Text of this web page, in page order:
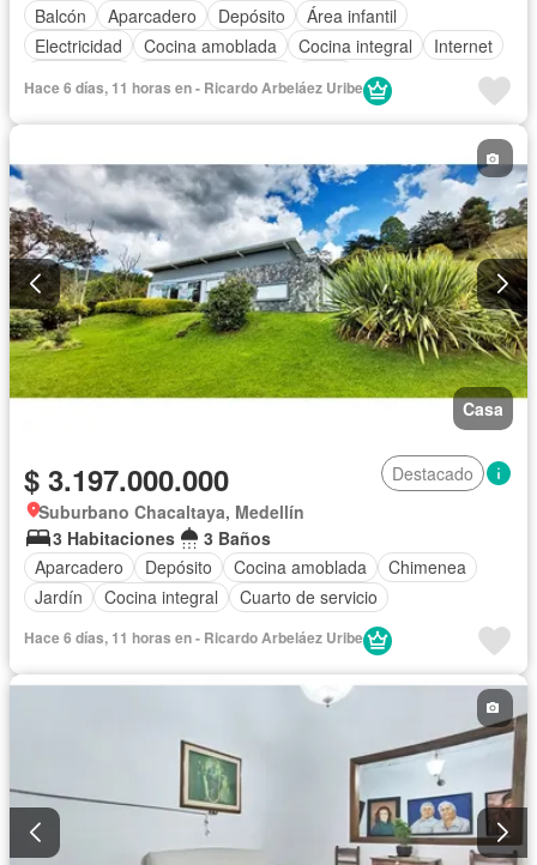
Balcón
Aparcadero Depósito
Área infantil
Electricidad
Cocina amoblada Cocina integral
Internet
Hace 6 días, 11 horas en - Ricardo Arbeláez Uribe
Casa
$ 3.197.000.000
Destacado
Suburbano Chacaltaya, Medellín
3 Habitaciones
3 Baños
Aparcadero
Depósito Cocina amoblada
Chimenea
Jardín
Cocina integral Cuarto de servicio
Hace 6 días, 11 horas en - Ricardo Arbeláez Uribe